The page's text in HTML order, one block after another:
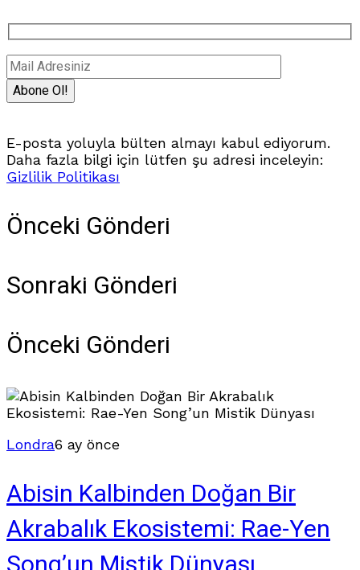
E-posta yoluyla bülten almayı kabul ediyorum.
Daha fazla bilgi için lütfen şu adresi inceleyin:
Gizlilik Politikası
Önceki Gönderi
Sonraki Gönderi
Önceki Gönderi
Londra6 ay önce
Abisin Kalbinden Doğan Bir
Akrabalık Ekosistemi: Rae-Yen